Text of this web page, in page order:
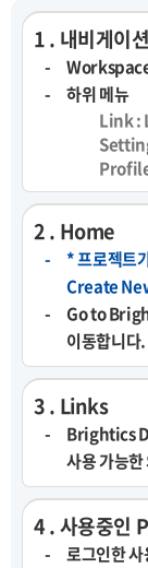
1 . 내비게이
Workspace
하위 메뉴
Link :
Profile
2 . Home
* 프로젝트
Create
Go to
이동합니다.
3 . Links
Brightics
사용 가능
4 . 사용중인
로그인한